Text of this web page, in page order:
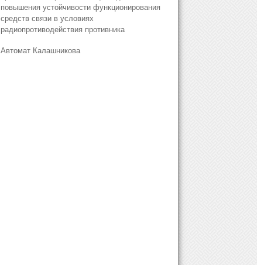
повышения устойчивости функционирования
средств связи в условиях
радиопротиводействия противника
Автомат Калашникова